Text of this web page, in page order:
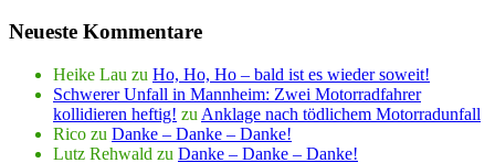
Neueste Kommentare
Heike Lau zu Ho, Ho, Ho – bald ist es wieder soweit!
Schwerer Unfall in Mannheim: Zwei Motorradfahrer
kollidieren heftig! zu Anklage nach tödlichem Motorradunfall
Rico zu Danke – Danke – Danke!
Lutz Rehwald zu Danke – Danke – Danke!